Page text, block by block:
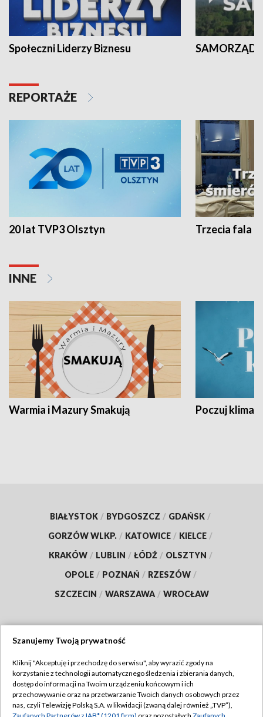
Społeczni Liderzy Biznesu SAMORZĄD
REPORTAŻE
20 lat TVP3 Olsztyn Trzecia fala -
INNE
Warmia i Mazury Smakują Poczuj klimat
BIAŁYSTOK / BYDGOSZCZ / GDAŃSK /
GORZÓW WLKP. / KATOWICE / KIELCE /
KRAKÓW / LUBLIN / ŁÓDŹ / OLSZTYN /
OPOLE / POZNAŃ / RZESZÓW /
SZCZECIN / WARSZAWA / WROCŁAW
TVP
Abonament TVP
Emisja w TVP
Regulamin TVP
Szanujemy Twoją prywatność
Kliknij "Akceptuję i przechodzę do serwisu", aby wyrazić zgody na
korzystanie z technologii automatycznego śledzenia i zbierania danych,
dostęp do informacji na Twoim urządzeniu końcowym i ich
przechowywanie oraz na przetwarzanie Twoich danych osobowych przez
nas, czyli Telewizję Polską S.A. w likwidacji (zwaną dalej również „TVP”),